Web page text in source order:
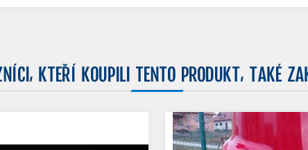
KTEŘÍ KOUPILI TENTO PRODUKT, TAKÉ